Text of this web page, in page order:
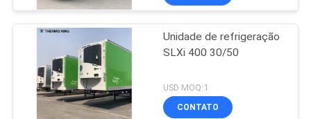
Unidade de refrigeração
SLXi 400 30/50
USD MOQ:1
CONTATO